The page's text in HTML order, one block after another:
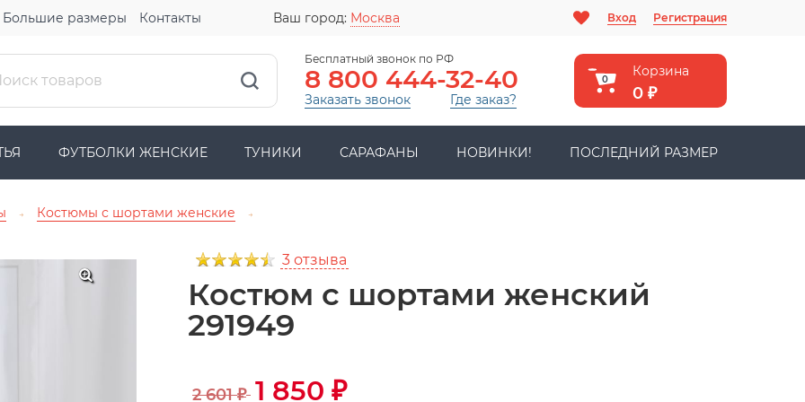
Большие размеры Контакты Ваш город: Москва Вход Регистрация
Бесплатный звонок по РФ
8 800 444-32-40
Заказать звонок Где заказ?
Корзина
0
0 ₽
ФУТБОЛКИ ЖЕНСКИЕ ТУНИКИ САРАФАНЫ НОВИНКИ! ПОСЛЕДНИЙ РАЗМЕР
→ Костюмы с шортами женские →
3 отзыва
Костюм с шортами женский
291949
2 601₽ 1 850 ₽